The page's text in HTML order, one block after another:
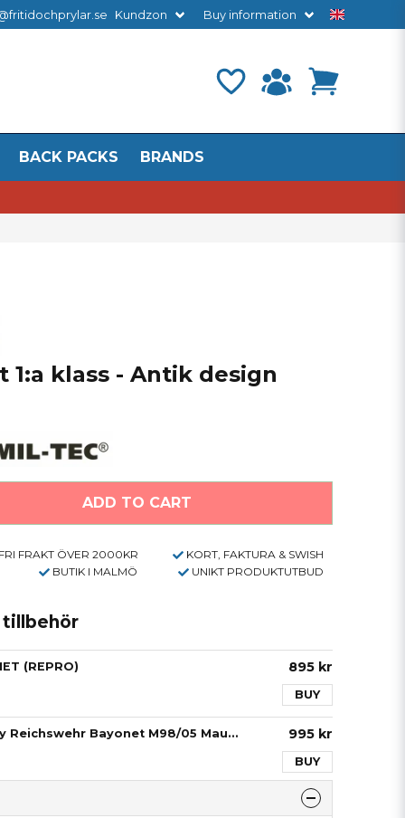
Kundzon Buy information
BACK PACKS BRANDS
1:a klass - Antik design
ADD TO CART
FRI FRAKT ÖVER 2000KR
KORT, FAKTURA & SWISH
BUTIK I MALMÖ UNIKT PRODUKTUTBUD
tillbehör
(REPRO) 895 kr
BUY
WW1 German Army Reichswehr Bayonet M98/05 Mauser 995 kr
BUY